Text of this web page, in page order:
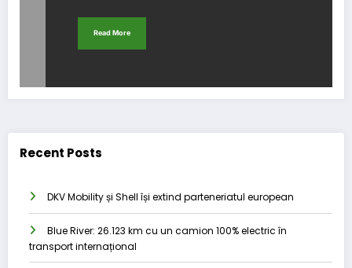
Read More
Recent Posts
DKV Mobility și Shell își extind parteneriatul european
Blue River: 26.123 km cu un camion 100% electric în
transport internațional